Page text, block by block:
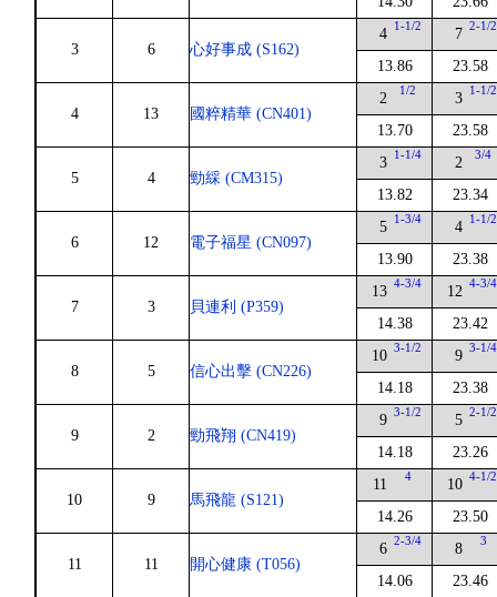
3 6 心好事成 (S162)
4 1-1/2
13.86
7 2-1/2
23.58
4 13 國粹精華 (CN401)
2 1/2
13.70
3 1-1/2
23.58
5 4 勁綵 (CM315)
3 1-1/4
13.82
2 3/4
23.34
6 12 電子福星 (CN097)
5 1-3/4
13.90
4 1-1/2
23.38
7 3 貝連利 (P359)
13 4-3/4
14.38
12 4-3/4
23.42
8 5 信心出擊 (CN226)
10 3-1/2
14.18
9 3-1/4
23.38
9 2 勁飛翔 (CN419)
9 3-1/2
14.18
5 2-1/2
23.26
10 9 馬飛龍 (S121)
11 4
14.26
10 4-1/2
23.50
11 11 開心健康 (T056)
6 2-3/4
14.06
8 3
23.46